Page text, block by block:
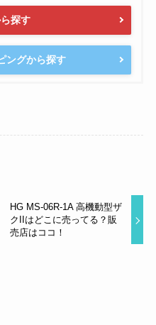
探す
ングから探す
HG MS-06R-1A 高機動型ザ
クIIはどこに売ってる？販
売店はココ！